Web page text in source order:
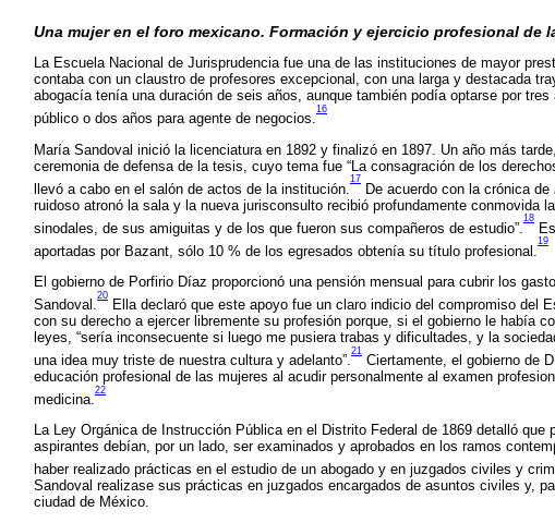
Una mujer en el foro mexicano. Formación y ejercicio profesional de
La Escuela Nacional de Jurisprudencia fue una de las instituciones de mayor
contaba con un claustro de profesores excepcional, con una larga y destacada
abogacía tenía una duración de seis años, aunque también podía optarse por
público o dos años para agente de negocios.
16
María Sandoval inició la licenciatura en 1892 y finalizó en 1897. Un año más
ceremonia de defensa de la tesis, cuyo tema fue “La consagración de los
llevó a cabo en el salón de actos de la institución.
17
De acuerdo con la crónica de
ruidoso atronó la sala y la nueva jurisconsulto recibió profundamente conmovida
sinodales, de sus amiguitas y de los que fueron sus compañeros de estudio”.
18
aportadas por Bazant, sólo 10 % de los egresados obtenía su título profesional.
19
El gobierno de Porfirio Díaz proporcionó una pensión mensual para cubrir los
Sandoval.
20
Ella declaró que este apoyo fue un claro indicio del compromiso del
con su derecho a ejercer libremente su profesión porque, si el gobierno le había
leyes, “sería inconsecuente si luego me pusiera trabas y dificultades, y la
una idea muy triste de nuestra cultura y adelanto”.
21
Ciertamente, el gobierno de
educación profesional de las mujeres al acudir personalmente al examen
medicina.
22
La Ley Orgánica de Instrucción Pública en el Distrito Federal de 1869 detalló que
aspirantes debían, por un lado, ser examinados y aprobados en los ramos
haber realizado prácticas en el estudio de un abogado y en juzgados civiles y
Sandoval realizase sus prácticas en juzgados encargados de asuntos civiles y,
ciudad de México.